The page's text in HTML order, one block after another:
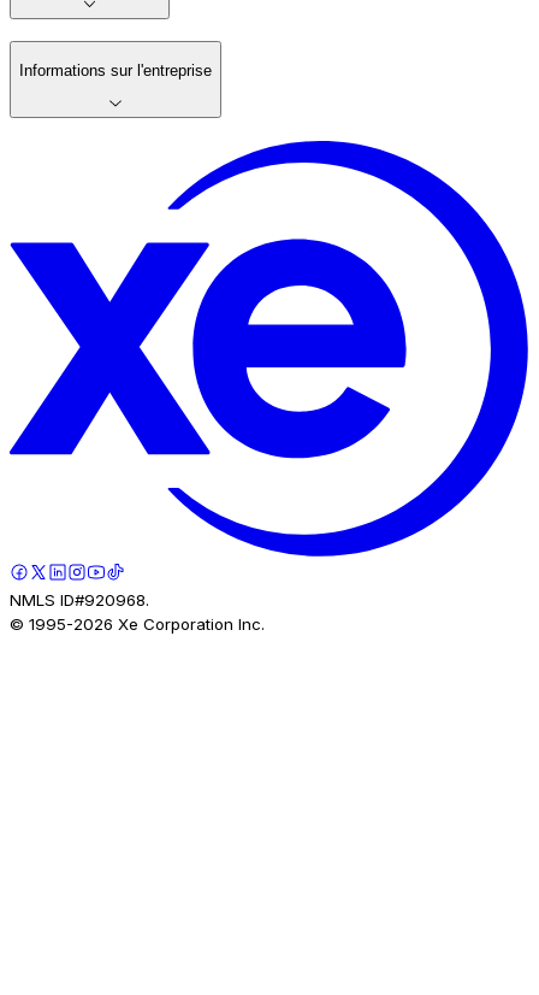
Informations sur l'entreprise
NMLS ID#920968.
© 1995-2026 Xe Corporation Inc.